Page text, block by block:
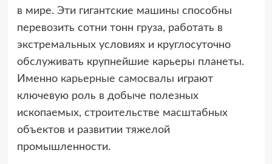
в мире. Эти гигантские машины способны
перевозить сотни тонн груза, работать в
экстремальных условиях и круглосуточно
обслуживать крупнейшие карьеры планеты.
Именно карьерные самосвалы играют
ключевую роль в добыче полезных
ископаемых, строительстве масштабных
объектов и развитии тяжелой
промышленности.